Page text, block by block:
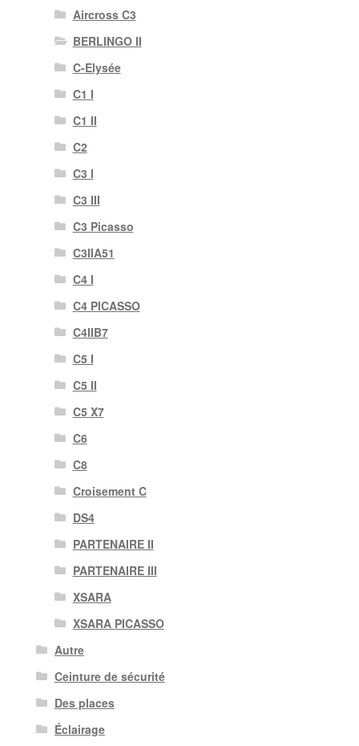
Aircross C3
BERLINGO II
C-Elysée
C1 I
C1 II
C2
C3 I
C3 III
C3 Picasso
C3IIA51
C4 I
C4 PICASSO
C4IIB7
C5 I
C5 II
C5 X7
C6
C8
Croisement C
DS4
PARTENAIRE II
PARTENAIRE III
XSARA
XSARA PICASSO
Autre
Ceinture de sécurité
Des places
Éclairage